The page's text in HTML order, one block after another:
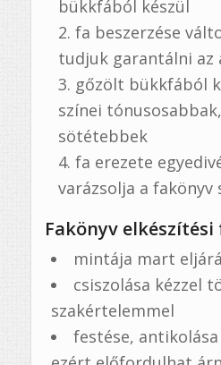
bükkfából készül
fa beszerzése
tudjuk garantálni az
gőzölt bükkfából
színei
sötétebbek
fa erezete
varázsolja a
Fakönyv
mintája mart
csiszolása kézzel
szakértelemmel
festése,